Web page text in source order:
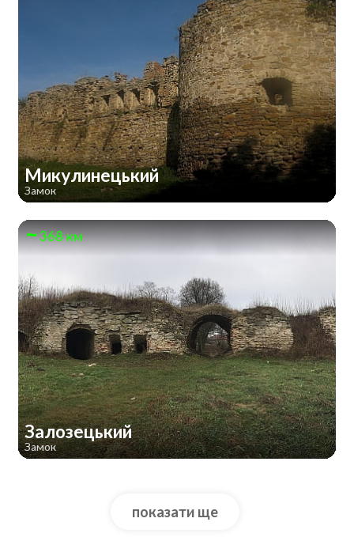
Микулинецький
Замок
368 км
Залозецький
Замок
показати ще